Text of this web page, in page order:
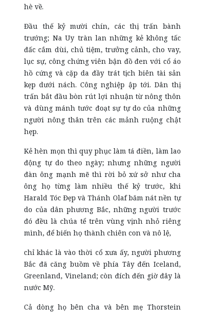
hè về.
Đầu thế kỷ mười chín, các thị trấn bành
trướng; Na Uy tràn lan những kẻ không tấc
đấc cắm dùi, chủ tiệm, trưởng cảnh, cho vay,
lục sự, công chứng viên bận đồ đen với cổ áo
hồ cứng và cặp da đầy trát tịch biên tài sản
kẹp dưới nách. Công nghiệp ập tới. Dân thị
trấn bắt đầu bòn rút lợi nhuận từ nông thôn
và dùng mánh tước đoạt sự tự do của những
người nông thân trên các mảnh ruộng chật
hẹp.
Kẻ hèn mọn thì quy phục làm tá điền, làm lao
động tự do theo ngày; nhưng những người
đàn ông mạnh mẽ thì rời bỏ xứ sở như cha
ông họ từng làm nhiều thế kỷ trước, khi
Harald Tóc Đẹp và Thánh Olaf băm nát nền tự
do của dân phương Bắc, những người trước
đó đều là chúa tể trên vùng vịnh nhỏ riêng
mình, để biến họ thành chiên con và nô lệ,
chỉ khác là vào thời cổ xưa ấy, người phương
Bắc đã căng buồm về phía Tây đến Iceland,
Greenland, Vineland; còn đích đến giờ đây là
nước Mỹ.
Cả dòng họ bên cha và bên mẹ Thorstein